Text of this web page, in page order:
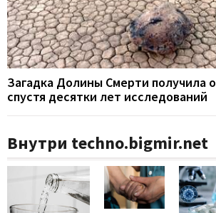
Загадка Долины Смерти получила
спустя десятки лет исследований
Внутри techno.bigmir.net